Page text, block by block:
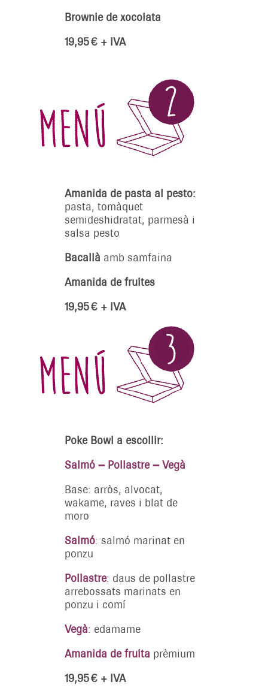
Brownie de xocolata
19,95 € + IVA
Amanida de pasta al pesto:
pasta, tomàquet
semideshidratat, parmesà i
salsa pesto
Bacallà amb samfaina
Amanida de fruites
19,95 € + IVA
Poke Bowl a escollir:
Salmó –Pollastre – Vegà
Base: arròs, alvocat,
wakame, raves i blat de
moro
Salmó: salmó marinat en
ponzu
Pollastre: daus de pollastre
arrebossats marinats en
ponzu i comí
Vegà: edamame
Amanida de fruita prèmium
19,95 € + IVA